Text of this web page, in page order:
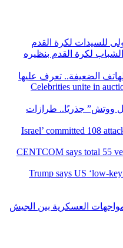
للسيدات لكرة القدم
لكرة القدم بنظيره
الضعيفة.. تعرف عليها
Celebrities unite in
ووتش” جذريًا.. طرازات
‘Israel’ committed 108
CENTCOM says total 55
Trump says US ‘low-
العسكرية بين الجيش